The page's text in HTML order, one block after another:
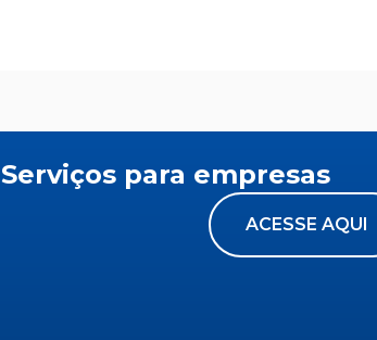
Serviços para empresas
ACESSE AQUI